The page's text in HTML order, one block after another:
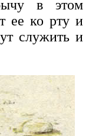
в этом
ее ко рту и
служить и